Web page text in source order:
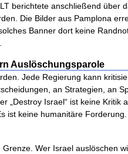
berichtete anschließend über
Die Bilder aus Pamplona
Banner dort keine
Auslöschungsparole
Jede Regierung kann
an Strategien, an
„Destroy Israel“ ist keine
ist keine humanitäre
Wer Israel auslöschen